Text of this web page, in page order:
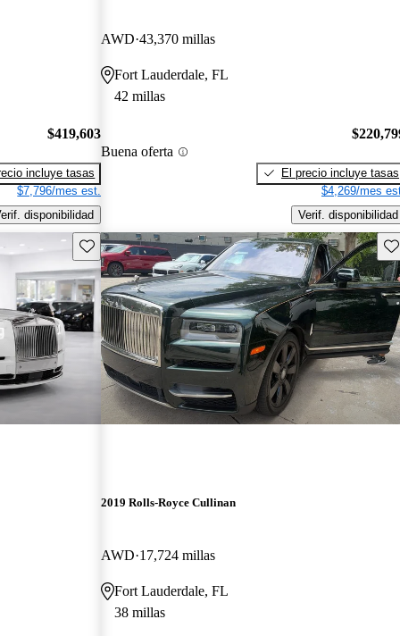
$419,603
incluye tasas
$7,796/mes est.
disponibilidad
AWD 43,370 millas
Fort Lauderdale, FL
42 millas
Buena oferta
El precio incluye tasas
$4,269/mes
Verif. disponibilidad
Guarda este Aviso
2019 Rolls-Royce Cullinan
AWD 17,724 millas
Fort Lauderdale, FL
38 millas